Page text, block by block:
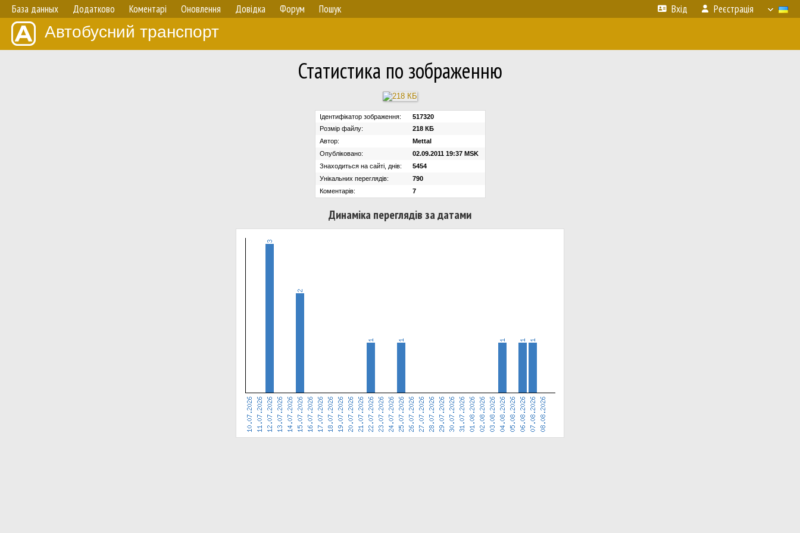
База данных Додатково Коментарі Оновлення Довідка Форум Пошук Вхід Реєстрація
Автобусний транспорт
Статистика по зображенню
Ідентифікатор зображення:
517320
Розмір файлу:
218 КБ
Автор:
Mettal
Опубліковано:
02.09.2011 19:37 MSK
Знаходиться на сайті, днів:
5454
Унікальних переглядів:
790
Коментарів:
7
Динаміка переглядів за датами